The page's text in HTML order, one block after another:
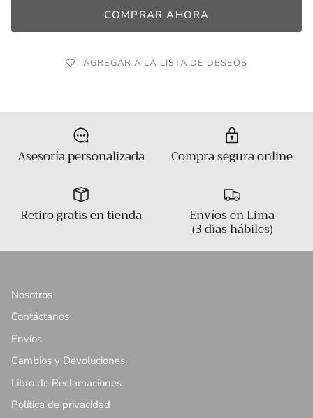
COMPRAR AHORA
AGREGAR A LA LISTA DE DESEOS
Asesoría personalizada Compra segura online
Retiro gratis en tienda Envíos en Lima
(3 días hábiles)
Nosotros
Contáctanos
Envíos
Cambios y Devoluciones
Libro de Reclamaciones
Política de privacidad